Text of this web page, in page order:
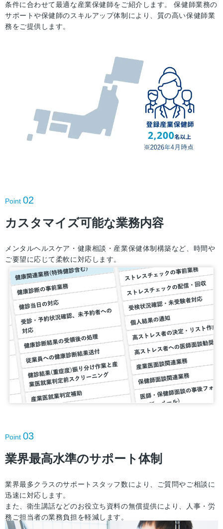
条件に合わせて最適な産業保健師をご紹介します。 保健師業務の
サポートや保健師のスキルアップ体制により、質の高い保健師業
務をご提供します。
Point 02
カスタマイズ可能な業務内容
メンタルヘルスケア・健康相談・産業保健体制構築など、時間や
ご要望に応じて柔軟に対応します。
Point 03
業界最高水準のサポート体制
業界最多クラスのサポートスタッフ数により、ご質問やご相談に
迅速に対応します。
また、衛生講話などのお役立ち資料の無償提供により、人事・労
務ご担当者の業務負担を軽減します。